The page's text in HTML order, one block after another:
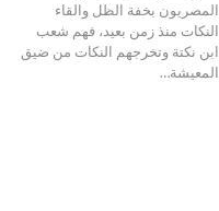
المصريون بخفة الظل والقاء
النكات منذ زمن بعيد، فهم شعب
ابن نكتة وتخرجهم النكات من ضيق
المعيشة…